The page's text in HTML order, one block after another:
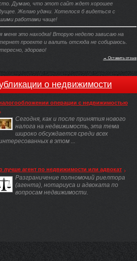
Думаю, что этот сайт ждет хорошее
Желаю удачи. Хотелося б видеться с
работами чаще!
меня это находка! Вторую неделю зависаю на
проекте и валить отсюда не собираюсь.
здорово!
→ Оставить отзыв
о недвижимости
операции с недвижимостью
Сегодня, как и после принятия нового
налога на недвижимость, эта тема
широко обсуждается среди всех
в этом ...
лучше агент по недвижимости или адвокат
Разграничение полномочий риелтора
(агента), нотариуса и адвоката по
вопросам недвижимости.